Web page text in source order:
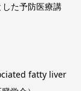
た予防医療講
fatty liver